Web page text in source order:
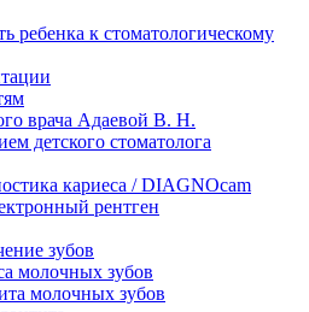
ребенка к стоматологическому
врача Адаевой В. Н.
детского стоматолога
кариеса / DIAGNOcam
рентген
зубов
молочных зубов
молочных зубов